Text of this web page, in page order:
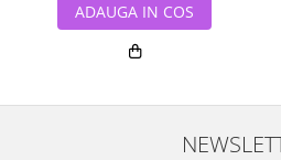
ADAUGA IN COS